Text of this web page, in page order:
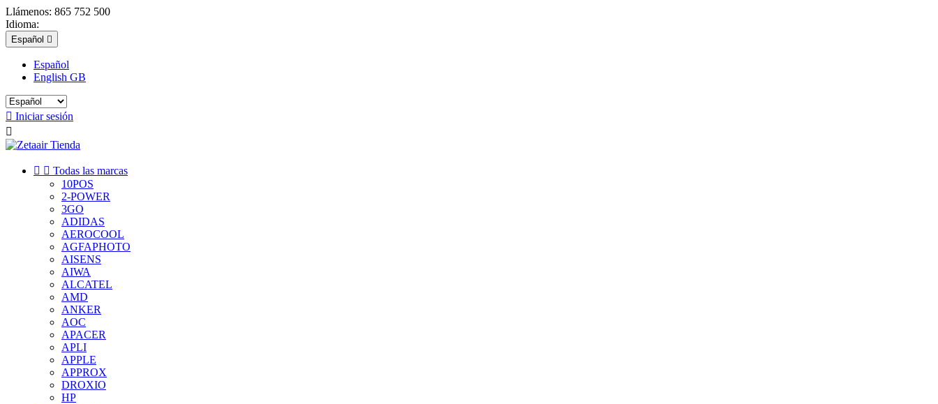
Llámenos: 865 752 500
Idioma:
Español 
Español
English GB
 Iniciar sesión

  Todas las marcas
10POS
2-POWER
3GO
ADIDAS
AEROCOOL
AGFAPHOTO
AISENS
AIWA
ALCATEL
AMD
ANKER
AOC
APACER
APLI
APPLE
APPROX
DROXIO
HP